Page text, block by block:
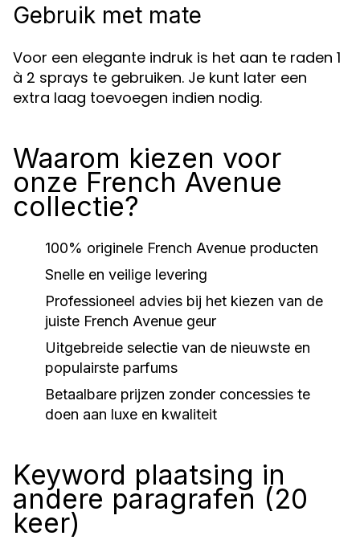
Gebruik met mate
Voor een elegante indruk is het aan te raden 1
à 2 sprays te gebruiken. Je kunt later een
extra laag toevoegen indien nodig.
Waarom kiezen voor
onze French Avenue
collectie?
100% originele French Avenue producten
Snelle en veilige levering
Professioneel advies bij het kiezen van de
juiste French Avenue geur
Uitgebreide selectie van de nieuwste en
populairste parfums
Betaalbare prijzen zonder concessies te
doen aan luxe en kwaliteit
Keyword plaatsing in
andere paragrafen (20
keer)